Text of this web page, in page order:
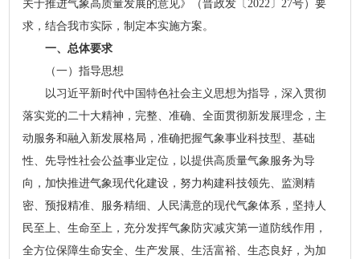
关于推进气象高质量发展的意见》（晋政发〔2022〕27号）要
求，结合我市实际，制定本实施方案。
一、总体要求
（一）指导思想
以习近平新时代中国特色社会主义思想为指导，深入贯彻
落实党的二十大精神，完整、准确、全面贯彻新发展理念，主
动服务和融入新发展格局，准确把握气象事业科技型、基础
性、先导性社会公益事业定位，以提供高质量气象服务为导
向，加快推进气象现代化建设，努力构建科技领先、监测精
密、预报精准、服务精细、人民满意的现代气象体系，坚持人
民至上、生命至上，充分发挥气象防灾减灾第一道防线作用，
全方位保障生命安全、生产发展、生活富裕、生态良好，为加